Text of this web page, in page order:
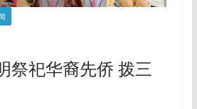
祭祀华裔先侨 拨三